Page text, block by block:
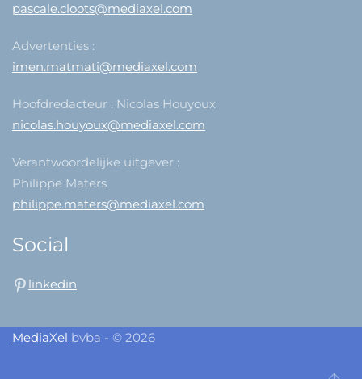
pascale.cloots@mediaxel.com
Advertenties :
imen.matmati@mediaxel.com
Hoofdredacteur : Nicolas Houyoux
nicolas.houyoux@mediaxel.com
Verantwoordelijke uitgever :
Philippe Maters
philippe.maters@mediaxel.com
Social
linkedin
MediaXel bvba - © 2026